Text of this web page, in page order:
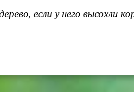
если у него высохли